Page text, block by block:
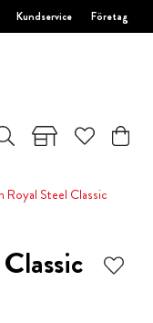
Kundservice Företag
Royal Steel Classic